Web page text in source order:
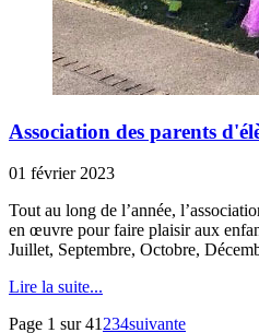
Association des parents
01 février 2023
Tout au long de l’année,
en œuvre pour faire plaisir aux
Juillet, Septembre, Octobre,
Lire la suite...
Page 1 sur 41 234suivante